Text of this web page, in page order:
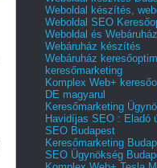
Weboldal készítés,
Weboldal SEO
Weboldal és
Webáruház készítés
Webáruház
keresőmarketing
Komplex Web+
DE magyarul
Keresőmarketing
Havidíjas SEO : Eladó
SEO Budapest
Keresőmarketing
SEO Ügynökség